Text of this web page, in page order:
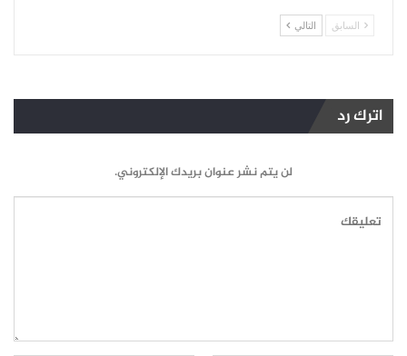
السابق التالي
اترك رد
لن يتم نشر عنوان بريدك الإلكتروني.